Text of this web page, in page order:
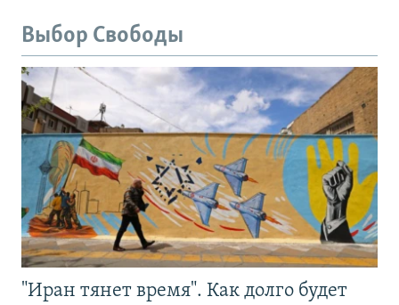
Выбор Свободы
"Иран тянет время". Как долго будет